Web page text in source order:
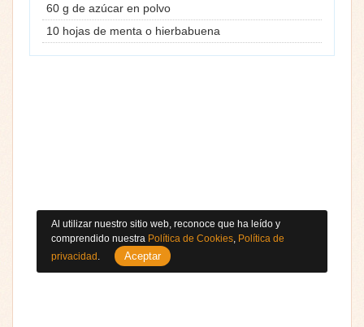
60 g de azúcar en polvo
10 hojas de menta o hierbabuena
Al utilizar nuestro sitio web, reconoce que ha leído y
comprendido nuestra Política de Cookies, Política de
privacidad . Aceptar